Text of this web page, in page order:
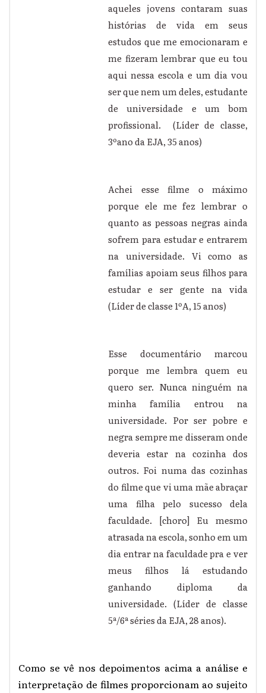
aqueles jovens contaram suas
histórias de vida em seus
estudos que me emocionaram e
me fizeram lembrar que eu tou
aqui nessa escola e um dia vou
ser que nem um deles, estudante
de universidade e um bom
profissional. (Líder de classe,
3ºano da EJA, 35 anos)
Achei esse filme o máximo
porque ele me fez lembrar o
quanto as pessoas negras ainda
sofrem para estudar e entrarem
na universidade. Vi como as
famílias apoiam seus filhos para
estudar e ser gente na vida
(Líder de classe 1ºA, 15 anos)
Esse documentário marcou
porque me lembra quem eu
quero ser. Nunca ninguém na
minha família entrou na
universidade. Por ser pobre e
negra sempre me disseram onde
deveria estar na cozinha dos
outros. Foi numa das cozinhas
do filme que vi uma mãe abraçar
uma filha pelo sucesso dela
faculdade. [choro] Eu mesmo
atrasada na escola, sonho em um
dia entrar na faculdade pra e ver
meus filhos lá estudando
ganhando diploma da
universidade. (Líder de classe
5ª/6ª séries da EJA, 28 anos).
Como se vê nos depoimentos acima a análise e
interpretação de filmes proporcionam ao sujeito